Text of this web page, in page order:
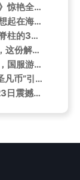
海外追剧党看过来！央视频《数字乡村》惊艳全球，教你一招破解地区限制
刷到朋友分享的人性测试实验，我突然想起在海外追剧时那种卡顿的焦虑感
跳绳姿势不对等于自残？专家揭秘最伤脊柱的3个错误动作
人在海外，网易云音乐变“灰色”？别急，这份解锁指南让你畅听年度热歌！
海外华人深夜刷剧总卡顿？我试了这招，国服游戏电影秒开不转圈
EA新作滑板免费畅玩，微交易系统及“圣凡币”引发热议
鬼武者1+2 Pack与鬼武者2复刻版5月23日震撼来袭！全新修罗模式挑战极限